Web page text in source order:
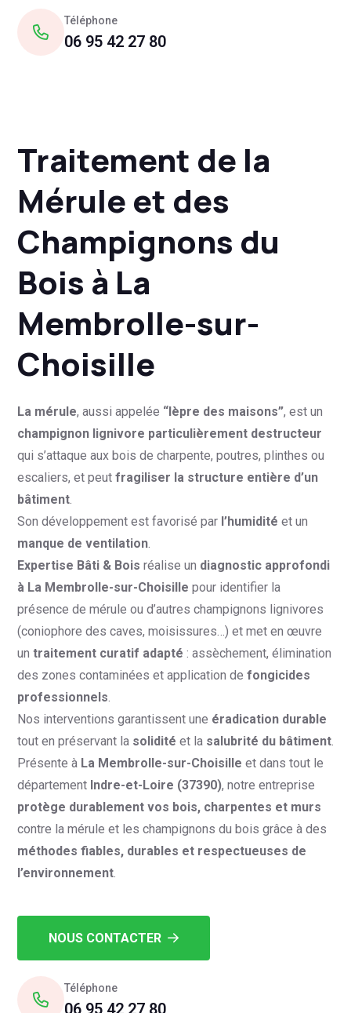
Téléphone
06 95 42 27 80
Traitement de la
Mérule et des
Champignons du
Bois à La
Membrolle-sur-
Choisille
La mérule, aussi appelée “lèpre des maisons”, est un
champignon lignivore particulièrement destructeur
qui s’attaque aux bois de charpente, poutres, plinthes ou
escaliers, et peut fragiliser la structure entière d’un
bâtiment
Son développement est favorisé par l’humidité et un
manque de ventilation
Expertise Bâti & Bois réalise un diagnostic approfondi
à La Membrolle-sur-Choisille pour identifier la
présence de mérule ou d’autres champignons lignivores
(coniophore des caves, moisissures…) et met en œuvre
un traitement curatif adapté : assèchement, élimination
des zones contaminées et application de fongicides
professionnels
Nos interventions garantissent une éradication durable
tout en préservant la solidité et la salubrité du bâtiment
Présente à La Membrolle-sur-Choisille et dans tout le
département Indre-et-Loire (37390), notre entreprise
protège durablement vos bois, charpentes et murs
contre la mérule et les champignons du bois grâce à des
méthodes fiables, durables et respectueuses de
l’environnement
NOUS CONTACTER
Téléphone
06 95 42 27 80